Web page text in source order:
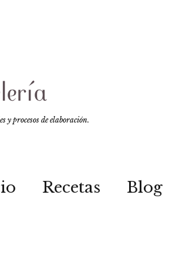
y procesos de elaboración.
Recetas Blog